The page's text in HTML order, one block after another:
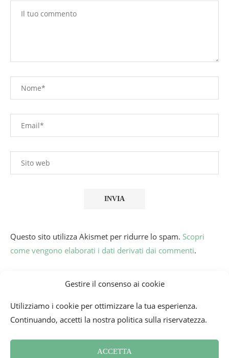
Gestire il consenso ai cookie
Utilizziamo i cookie per ottimizzare la tua esperienza.
Continuando, accetti la nostra politica sulla riservatezza.
ACCETTA
Questo sito utilizza Akismet per ridurre lo spam. Scopri
come vengono elaborati i dati derivati dai commenti.